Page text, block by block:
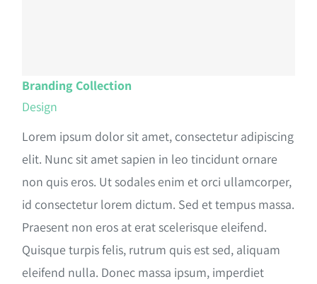
Branding Collection
Design
Lorem ipsum dolor sit amet, consectetur adipiscing
elit. Nunc sit amet sapien in leo tincidunt ornare
non quis eros. Ut sodales enim et orci ullamcorper,
id consectetur lorem dictum. Sed et tempus massa.
Praesent non eros at erat scelerisque eleifend.
Quisque turpis felis, rutrum quis est sed, aliquam
eleifend nulla. Donec massa ipsum, imperdiet